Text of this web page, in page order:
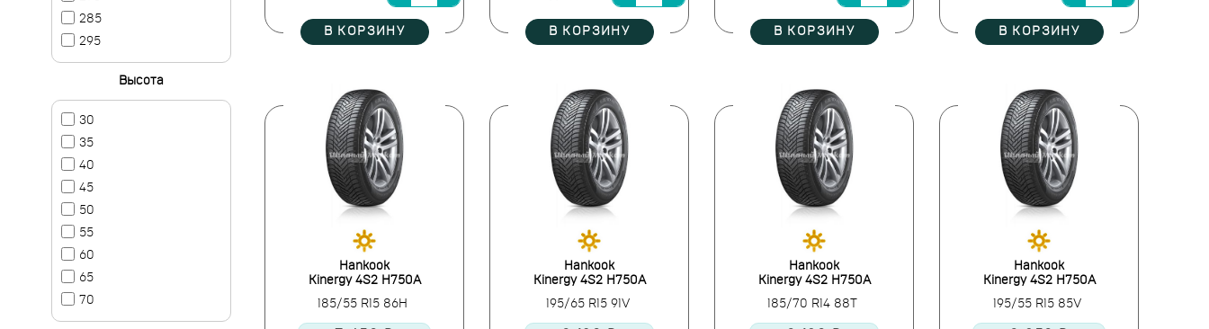
В КОРЗИНУ В КОРЗИНУ В КОРЗИНУ В КОРЗИНУ
Hankook
Kinergy 4S2 H750A
185/55 R15 86H
Hankook
Kinergy 4S2 H750A
195/65 R15 91V
Hankook
Kinergy 4S2 H750A
185/70 R14 88T
Hankook
Kinergy 4S2 H750A
195/55 R15 85V
285
295
Высота
30
35
40
45
50
55
60
65
70